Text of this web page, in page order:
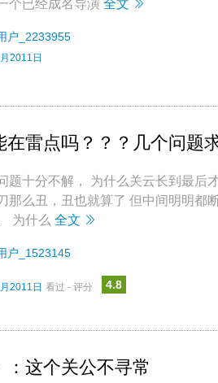
个已经成名导演 全文
户_2233955
2011日
在雷点吗？？？几个问题
题十分不解， 为什么关云长到最后
那么丑，丑也就算了 但中间明明都
为什么 全文
户_1523145
2011日 看过 - 评分 4.8
：这个关公不寻常